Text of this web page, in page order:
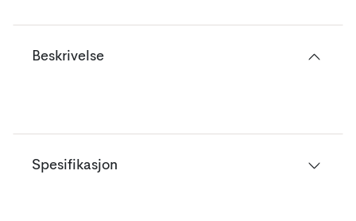
Beskrivelse
Spesifikasjon